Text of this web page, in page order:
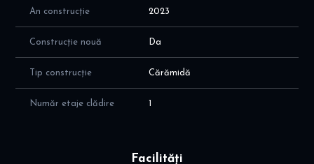
An construcție 2023
Construcție nouă Da
Tip construcție Cărămidă
Număr etaje clădire 1
Facilități